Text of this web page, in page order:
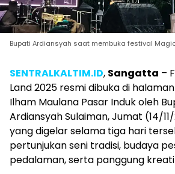
Bupati Ardiansyah saat membuka festival
SENTRALKALTIM.ID, Sangatta –
Land 2025 resmi dibuka di
Ilham Maulana Pasar Induk oleh
Ardiansyah Sulaiman, Jumat (14/
yang digelar selama tiga hari
pertunjukan seni tradisi, budaya
pedalaman, serta panggung